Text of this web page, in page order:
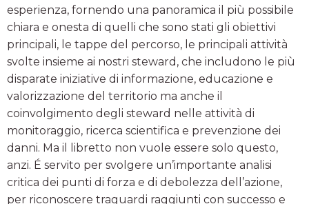
esperienza, fornendo una panoramica il più possibile
chiara e onesta di quelli che sono stati gli obiettivi
principali, le tappe del percorso, le principali attività
svolte insieme ai nostri steward, che includono le più
disparate iniziative di informazione, educazione e
valorizzazione del territorio ma anche il
coinvolgimento degli steward nelle attività di
monitoraggio, ricerca scientifica e prevenzione dei
danni. Ma il libretto non vuole essere solo questo,
anzi. É servito per svolgere un’importante analisi
critica dei punti di forza e di debolezza dell’azione,
per riconoscere traguardi raggiunti con successo e